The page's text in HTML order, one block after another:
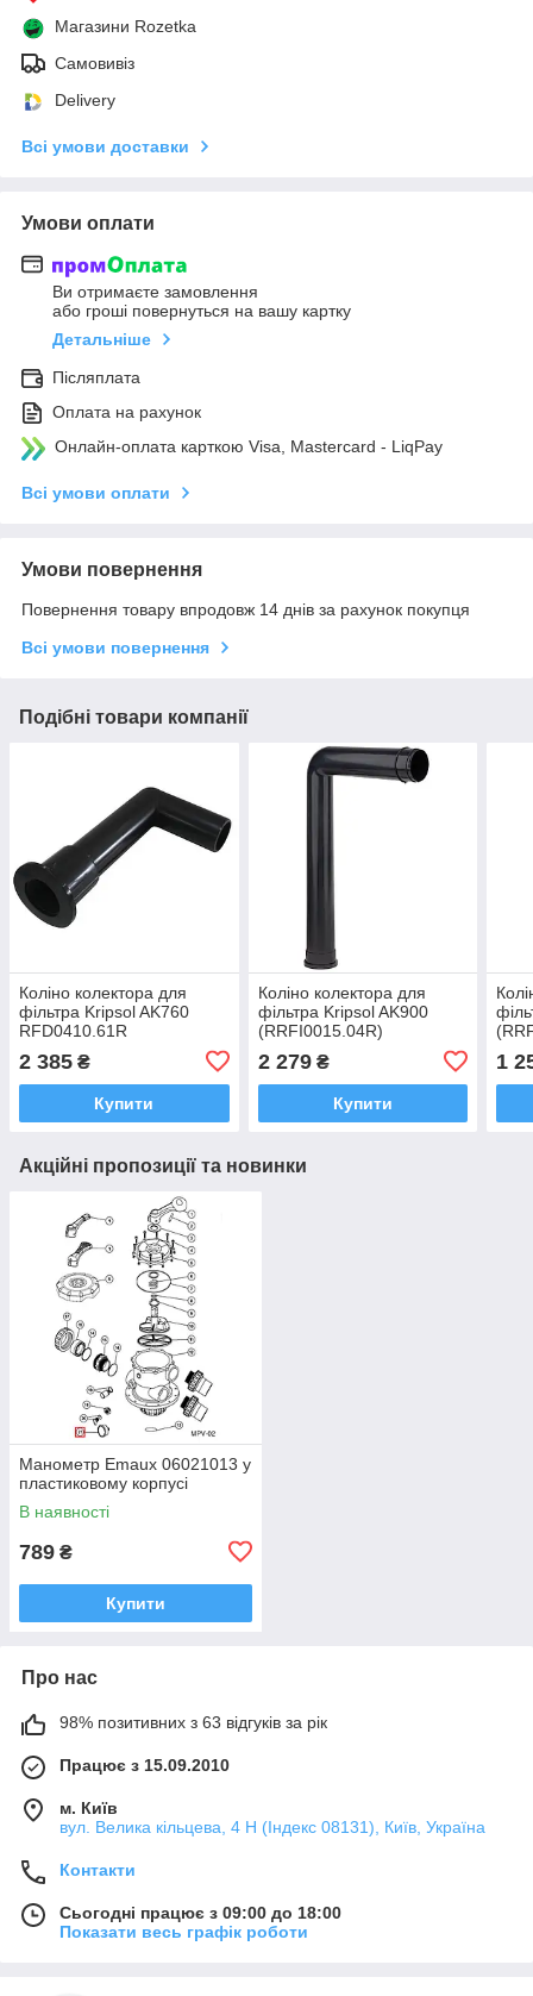
Магазини Rozetka
Самовивіз
Delivery
Всі умови доставки
Умови оплати
Ви отримаєте замовлення
або гроші повернуться на вашу картку
Детальніше
Післяплата
Оплата на рахунок
Онлайн-оплата карткою Visa, Mastercard - LiqPay
Всі умови оплати
Умови повернення
Повернення товару впродовж 14 днів за рахунок покупця
Всі умови повернення
Подібні товари компанії
Коліно колектора для
фільтра Kripsol AK760
RFD0410.61R
2 385 ₴
Купити
Коліно колектора для
фільтра Kripsol AK900
(RRFI0015.04R)
2 279₴
Купити
1
Акційні пропозиції та новинки
Манометр Emaux 06021013 у
пластиковому корпусі
В наявності
789 ₴
Купити
Про нас
98% позитивних з 63 відгуків за рік
Працює з 15.09.2010
м. Київ
вул. Велика кільцева, 4 Н (Індекс 08131), Київ, Україна
Контакти
Сьогодні працює з 09:00 до 18:00
Показати весь графік роботи